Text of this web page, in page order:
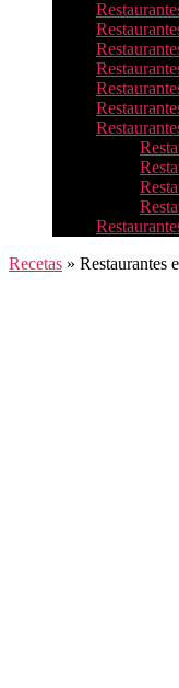
Recetas » Restaurantes